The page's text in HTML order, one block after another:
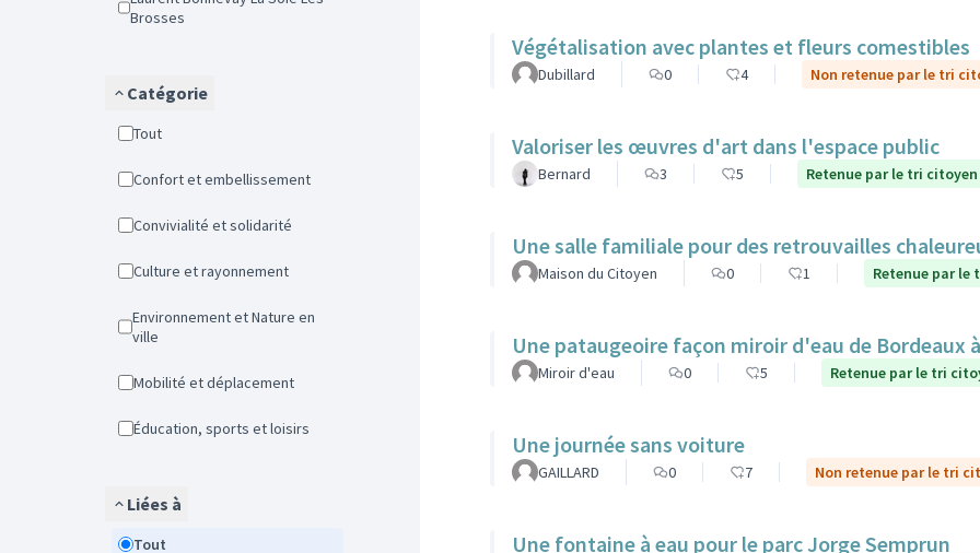
Brosses
Catégorie
Tout
Confort et embellissement
Convivialité et solidarité
Culture et rayonnement
Environnement et Nature en
ville
Mobilité et déplacement
Éducation, sports et loisirs
Liées à
Tout
Végétalisation avec plantes et fleurs comestibles
Dubillard 0 4 Non retenue par le tri
Valoriser les œuvres d'art dans l'espace public
Bernard 3 5 Retenue par le tri citoyen
Une salle familiale pour des retrouvailles
Maison du Citoyen 0 1 Retenue par le
Une pataugeoire façon miroir d'eau de Bordeaux
Miroir d'eau 0 5 Retenue par le tri
Une journée sans voiture
GAILLARD 0 7 Non retenue par le tri
Une fontaine à eau pour le parc Jorge Semprun